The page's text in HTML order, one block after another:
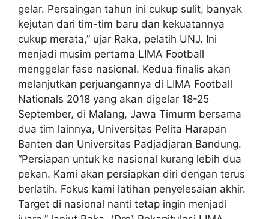
gelar. Persaingan tahun ini cukup sulit, banyak
kejutan dari tim-tim baru dan kekuatannya
cukup merata,” ujar Raka, pelatih UNJ. Ini
menjadi musim pertama LIMA Football
menggelar fase nasional. Kedua finalis akan
melanjutkan perjuangannya di LIMA Football
Nationals 2018 yang akan digelar 18-25
September, di Malang, Jawa Timurm bersama
dua tim lainnya, Universitas Pelita Harapan
Banten dan Universitas Padjadjaran Bandung.
“Persiapan untuk ke nasional kurang lebih dua
pekan. Kami akan persiapkan diri dengan terus
berlatih. Fokus kami latihan penyelesaian akhir.
Target di nasional nanti tetap ingin menjadi